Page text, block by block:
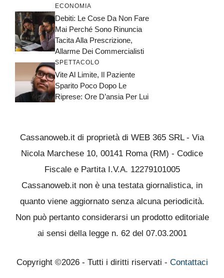
ECONOMIA
Debiti: Le Cose Da Non Fare
Mai Perché Sono Rinuncia
Tacita Alla Prescrizione,
Allarme Dei Commercialisti
SPETTACOLO
Vite Al Limite, Il Paziente
Sparito Poco Dopo Le
Riprese: Ore D’ansia Per Lui
Cassanoweb.it di proprietà di WEB 365 SRL - Via
Nicola Marchese 10, 00141 Roma (RM) - Codice
Fiscale e Partita I.V.A. 12279101005
Cassanoweb.it non è una testata giornalistica, in
quanto viene aggiornato senza alcuna periodicità.
Non può pertanto considerarsi un prodotto editoriale
ai sensi della legge n. 62 del 07.03.2001
Copyright ©2026 - Tutti i diritti riservati - Contattaci